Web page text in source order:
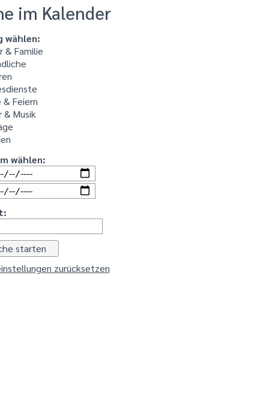
im Kalender
wählen:
& Familie
Feiern
Musik
wählen:
zurücksetzen